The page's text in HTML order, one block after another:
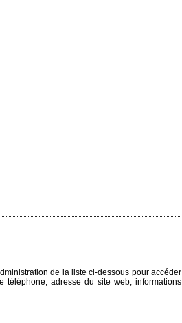
de la liste ci-dessous pour accéder
téléphone, adresse du site web, informations